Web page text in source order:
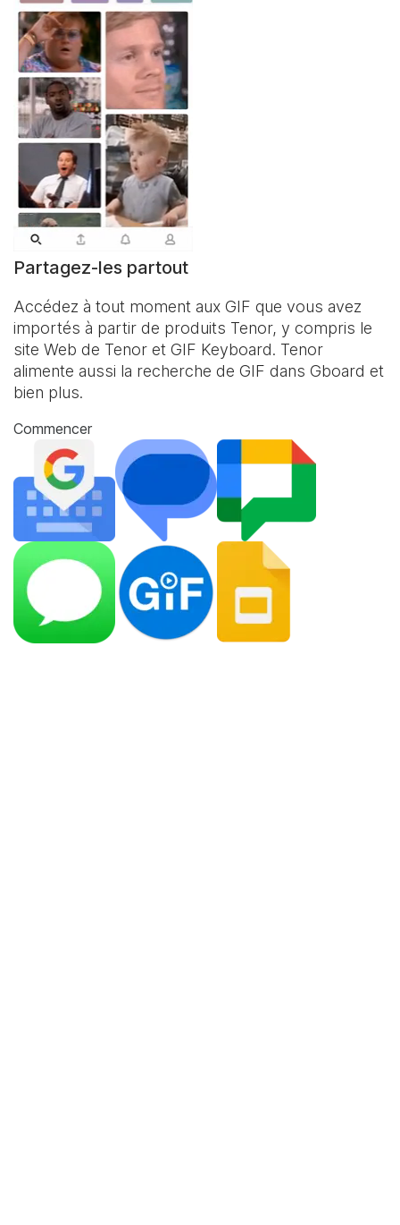
Partagez-les partout
Accédez à tout moment aux GIF que vous avez
importés à partir de produits Tenor, y compris le
site Web de Tenor et GIF Keyboard. Tenor
alimente aussi la recherche de GIF dans Gboard et
bien plus.
Commencer